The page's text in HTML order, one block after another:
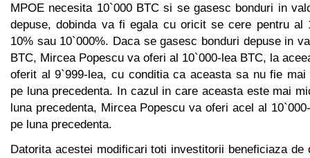
MPOE necesita 10`000 BTC si se gasesc bonduri in
depuse, dobinda va fi egala cu oricit se cere pentru al
10% sau 10`000%. Daca se gasesc bonduri depuse in
BTC, Mircea Popescu va oferi al 10`000-lea BTC, la
oferit al 9`999-lea, cu conditia ca aceasta sa nu fie
pe luna precedenta. In cazul in care aceasta este mai
luna precedenta, Mircea Popescu va oferi acel al
pe luna precedenta.
Datorita acestei modificari toti investitorii beneficiaza de